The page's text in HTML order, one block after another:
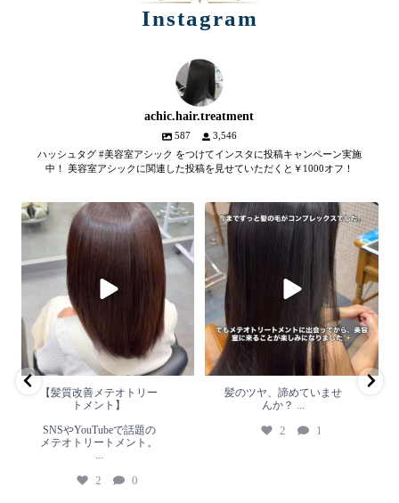
Instagram
achic.hair.treatment
587
3,546
ハッシュタグ #美容室アシック をつけてインスタに投稿キャンペーン実施
中！ 美容室アシックに関連した投稿を見せていただくと￥1000オフ！
【髪質改善メテオトリートメン
SNSやYouTubeで話題のメテオト
リートメント。
2 0
【髪質改善メテオトリー
トメント】
SNSやYouTubeで話題の
メテオトリートメント。
...
2 0
髪のツヤ、諦めていません
1
髪のツヤ、諦めていませ
んか？ ...
2 1